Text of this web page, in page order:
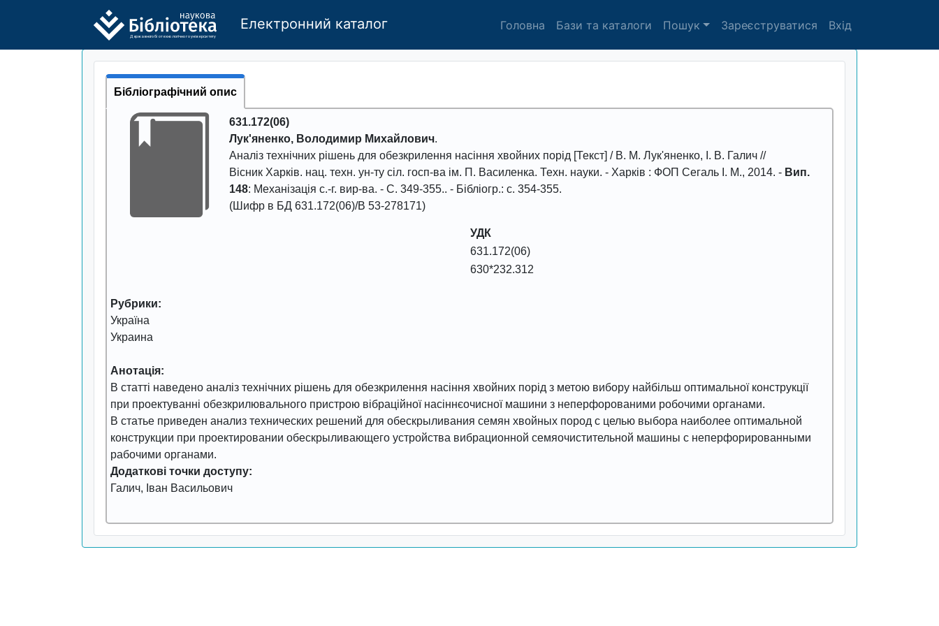
Державного бі отехно логічно го універси тету
Електронний каталог Головна Бази та каталоги Пошук Зареєструватися Вхід
Бібліографічний опис
631.172(06)
Лук'яненко, Володимир Михайлович.
Аналіз технічних рішень для обезкрилення насіння хвойних порід [Текст] / В. М. Лук'яненко, І. В. Галич //
Вісник Харків. нац. техн. ун-ту сіл. госп-ва ім. П. Василенка. Техн. науки. - Харків : ФОП Сегаль І. М., 2014. - Вип.
148: Механізація с.-г. вир-ва. - С. 349-355.. - Бібліогр.: с. 354-355.
(Шифр в БД 631.172(06)/В 53-278171)
УДК
631.172(06)
630*232.312
Рубрики:
Україна
Украина
Анотація:
В статті наведено аналіз технічних рішень для обезкрилення насіння хвойних порід з метою вибору найбільш оптимальної конструкції
при проектуванні обезкрилювального пристрою вібраційної насіннєочисної машини з неперфорованими робочими органами.
В статье приведен анализ технических решений для обескрыливания семян хвойных пород с целью выбора наиболее оптимальной
конструкции при проектировании обескрыливающего устройства вибрационной семяочистительной машины с неперфорированными
рабочими органами.
Додаткові точки доступу:
Галич, Іван Васильович